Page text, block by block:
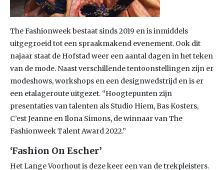
The Fashionweek bestaat sinds 2019 en is inmiddels
uitgegroeid tot een spraakmakend evenement. Ook dit
najaar staat de Hofstad weer een aantal dagen in het teken
van de mode. Naast verschillende tentoonstellingen zijn er
modeshows, workshops en een designwedstrijd en is er
een etalageroute uitgezet. “Hoogtepunten zijn
presentaties van talenten als Studio Hiem, Bas Kosters,
C’est Jeanne en Ilona Simons, de winnaar van The
Fashionweek Talent Award 2022.”
‘Fashion On Escher’
Het Lange Voorhout is deze keer een van de trekpleisters.